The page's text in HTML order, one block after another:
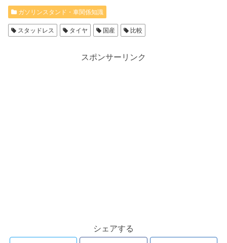
ガソリンスタンド・車関係知識
スタッドレス タイヤ 国産 比較
スポンサーリンク
シェアする